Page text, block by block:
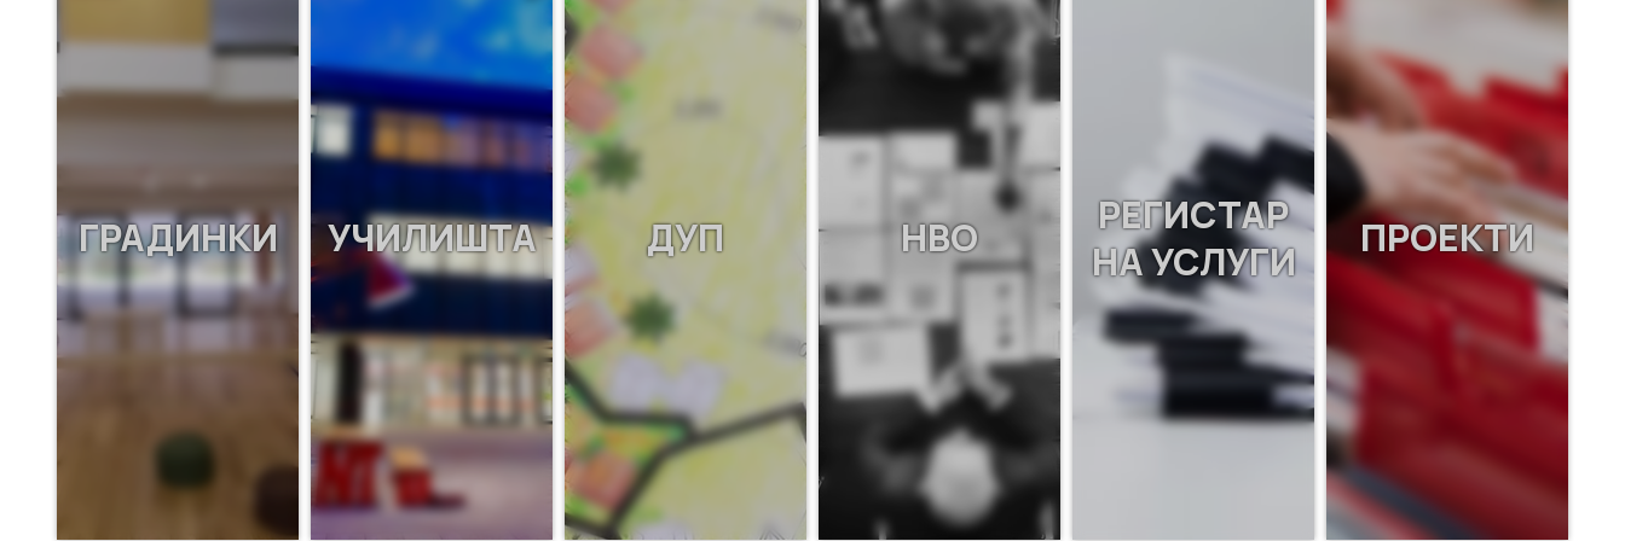
ГРАДИНКИ УЧИЛИШТА ДУП НВО
РЕГИСТАР
НА УСЛУГИ
ПРОЕКТИ